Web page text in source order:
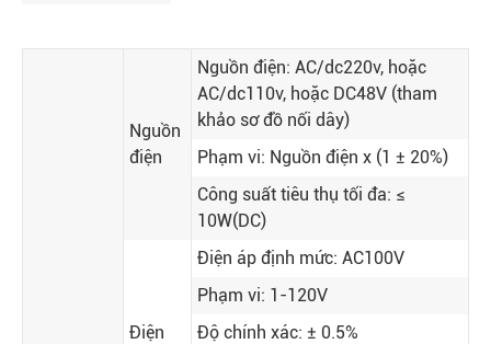
Nguồn
điện
Nguồn điện: AC/dc220v, hoặc
AC/dc110v, hoặc DC48V (tham
khảo sơ đồ nối dây)
Phạm vi: Nguồn điện x (1 ± 20%)
Công suất tiêu thụ tối đa: ≤
10W(DC)
Điện
Điện áp định mức: AC100V
Phạm vi: 1-120V
Độ chính xác: ± 0.5%